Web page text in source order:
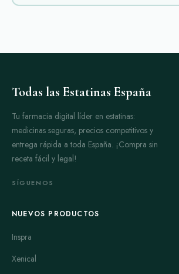
sobre los receptores nicotínicos del cerebro.
de fumar de forma eficaz. Sin embargo,
contiene bupropión, un
se usa para dejar de fumar. Actúa
dopamina y noradrenalina en el cerebro. Estos
neurotransmisores ayudan a disminuir el
nicotina y mejoran el estado de ánimo
secundarios como sequedad de boca,
la presión arterial.
Wellbutrin SR
Todas las Estatinas España
Tu farmacia digital líder en estatinas:
medicinas seguras, precios competitivos y
entrega rápida a toda España. ¡Compra sin
receta fácil y legal!
SÍGUENOS
NUEVOS PRODUCTOS
Inspra
Xenical